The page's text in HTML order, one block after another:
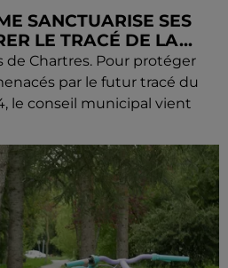
SANCTUARISE SES
LE TRACÉ DE LA...
de Chartres. Pour protéger
par le futur tracé du
le conseil municipal vient